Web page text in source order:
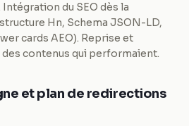
du SEO dès la
Hn, Schema JSON-LD,
cards AEO). Reprise et
contenus qui performaient.
et plan de redirections